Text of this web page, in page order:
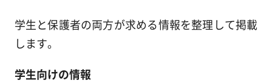
学生と保護者の両方が求める情報を整理して掲載
します。
学生向けの情報